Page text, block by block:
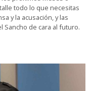
todo lo que necesitas
y la acusación, y las
de cara al futuro.